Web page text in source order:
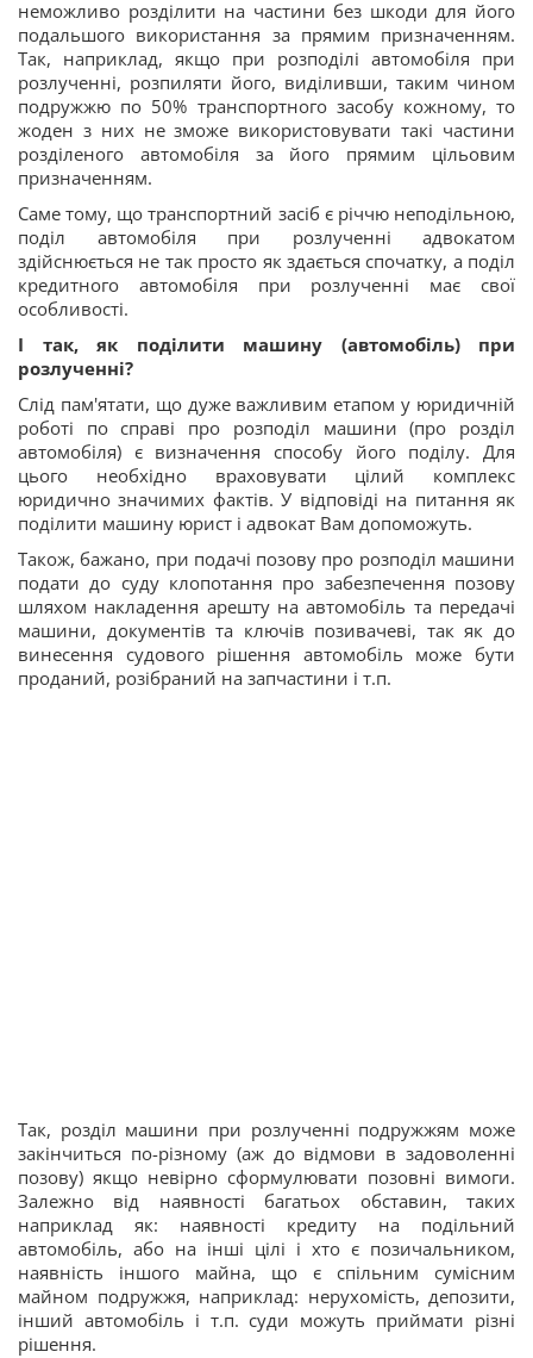
неможливо розділити на частини без шкоди для його
подальшого використання за прямим призначенням.
Так, наприклад, якщо при розподілі автомобіля при
розлученні, розпиляти його, виділивши, таким чином
подружжю по 50% транспортного засобу кожному, то
жоден з них не зможе використовувати такі частини
розділеного автомобіля за його прямим цільовим
призначенням.
Саме тому, що транспортний засіб є річчю неподільною,
поділ автомобіля при розлученні адвокатом
здійснюється не так просто як здається спочатку, а поділ
кредитного автомобіля при розлученні має свої
особливості.
І так, як поділити машину (автомобіль) при
розлученні?
Слід пам'ятати, що дуже важливим етапом у юридичній
роботі по справі про розподіл машини (про розділ
автомобіля) є визначення способу його поділу. Для
цього необхідно враховувати цілий комплекс
юридично значимих фактів. У відповіді на питання як
поділити машину юрист і адвокат Вам допоможуть.
Також, бажано, при подачі позову про розподіл машини
подати до суду клопотання про забезпечення позову
шляхом накладення арешту на автомобіль та передачі
машини, документів та ключів позивачеві, так як до
винесення судового рішення автомобіль може бути
проданий, розібраний на запчастини і т.п.
Так, розділ машини при розлученні подружжям може
закінчиться по-різному (аж до відмови в задоволенні
позову) якщо невірно сформулювати позовні вимоги.
Залежно від наявності багатьох обставин, таких
наприклад як: наявності кредиту на подільний
автомобіль, або на інші цілі і хто є позичальником,
наявність іншого майна, що є спільним сумісним
майном подружжя, наприклад: нерухомість, депозити,
інший автомобіль і т.п. суди можуть приймати різні
рішення.